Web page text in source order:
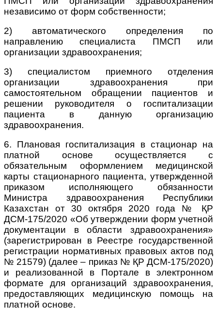
независимо от форм собственности;
2) автоматического определения по
направлению специалиста ПМСП или
организации здравоохранения;
3) специалистом приемного отделения
организации здравоохранения при
самостоятельном обращении пациентов и
решении руководителя о госпитализации
пациента в данную организацию
здравоохранения.
6. Плановая госпитализация в стационар на
платной основе осуществляется с
обязательным оформлением медицинской
карты стационарного пациента, утвержденной
приказом исполняющего обязанности
Министра здравоохранения Республики
Казахстан от 30 октября 2020 года № ҚР
ДСМ-175/2020 «Об утверждении форм учетной
документации в области здравоохранения»
(зарегистрирован в Реестре государственной
регистрации нормативных правовых актов под
№ 21579) (далее – приказ № ҚР ДСМ-175/2020)
и реализованной в Портале в электронном
формате для организаций здравоохранения,
предоставляющих медицинскую помощь на
платной основе.